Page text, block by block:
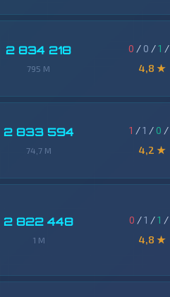
2 834 218
795 M
0 / 0 /1 /
4,8 ★
2 833 594
74,7 M
1 /1 / 0 /
4,2 ★
2 822 448
1 M
0 /1 /1 /
4,8 ★